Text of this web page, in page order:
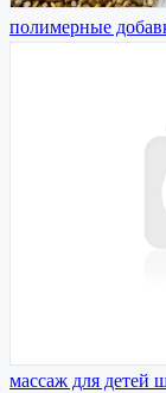
полимерные
массаж для детей